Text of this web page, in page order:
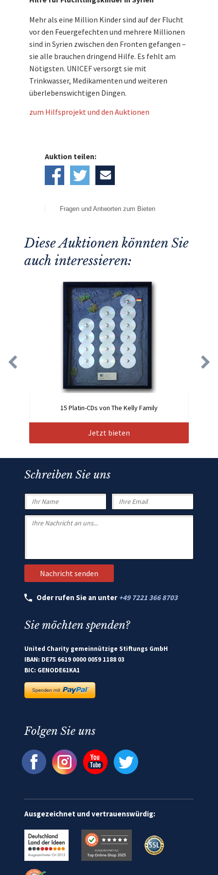
Mehr als eine Million Kinder sind auf der Flucht
vor den Feuergefechten und mehrere Millionen
sind in Syrien zwischen den Fronten gefangen –
sie alle brauchen dringend Hilfe. Es fehlt am
Nötigsten. UNICEF versorgt sie mit
Trinkwasser, Medikamenten und weiteren
überlebenswichtigen Dingen.
zum Hilfsprojekt und den Auktionen
Auktion teilen:
Fragen und Antworten zum Bieten
Diese Auktionen könnten Sie
auch interessieren:
15 Platin-CDs von The Kelly Family
Jetzt bieten
Schreiben Sie uns
Oder rufen Sie an unter +49 7221 366 8703
Sie möchten spenden?
United Charity gemeinnützige Stiftungs GmbH
IBAN: DE75 6619 0000 0059 1188 03
BIC: GENODE61KA1
Folgen Sie uns
Ausgezeichnet und vertrauenswürdig: